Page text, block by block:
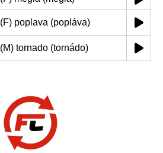
(F) poplava (popláva)
(M) tornado (tornádo)